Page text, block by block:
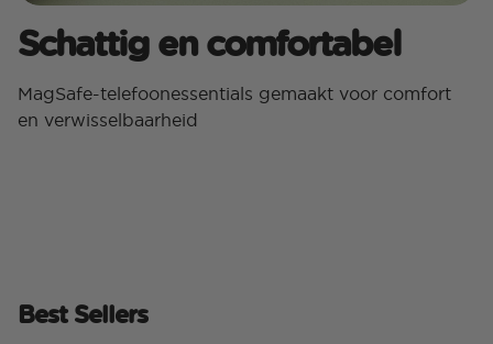
Schattig en comfortabel
MagSafe-telefoonessentials gemaakt voor comfort
en verwisselbaarheid
Best Sellers